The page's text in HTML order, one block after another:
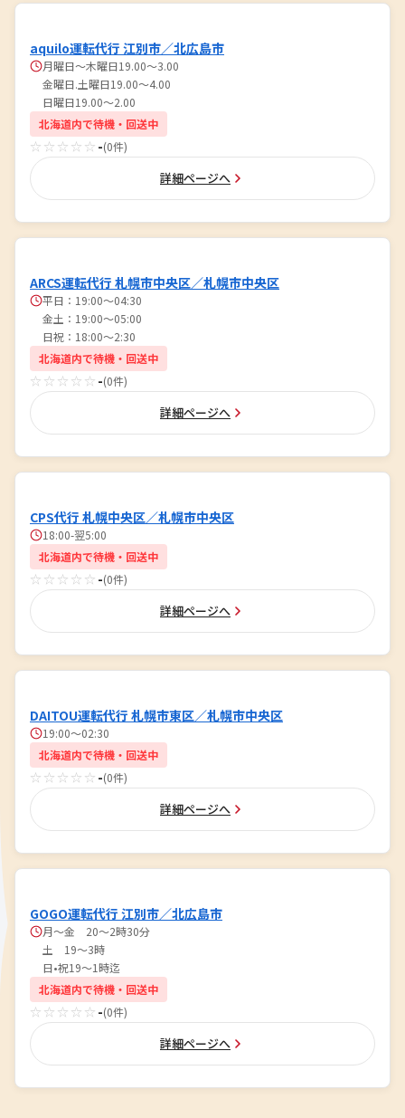
aquilo運転代行 江別市／北広島市
月曜日～木曜日19.00～3.00
金曜日.土曜日19.00～4.00
日曜日19.00～2.00
北海道内で待機・回送中
☆☆☆☆☆ -(0件)
詳細ページへ
ARCS運転代行 札幌市中央区／札幌市中央区
平日：19:00〜04:30
金土：19:00〜05:00
日祝：18:00～2:30
北海道内で待機・回送中
☆☆☆☆☆ -(0件)
詳細ページへ
CPS代行 札幌中央区／札幌市中央区
18:00-翌5:00
北海道内で待機・回送中
☆☆☆☆☆ -(0件)
詳細ページへ
DAITOU運転代行 札幌市東区／札幌市中央区
19:00〜02:30
北海道内で待機・回送中
☆☆☆☆☆ -(0件)
詳細ページへ
GOGO運転代行 江別市／北広島市
月～金 20～2時30分
土 19～3時
日•祝19～1時迄
北海道内で待機・回送中
☆☆☆☆☆ -(0件)
詳細ページへ